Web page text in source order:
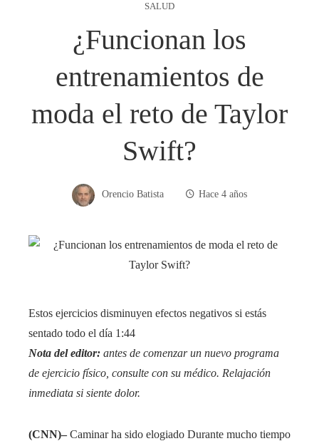
SALUD
¿Funcionan los
entrenamientos de
moda el reto de Taylor
Swift?
Orencio Batista Hace 4 años
Estos ejercicios disminuyen efectos negativos si estás
sentado todo el día 1:44
Nota del editor: antes de comenzar un nuevo programa
de ejercicio físico, consulte con su médico. Relajación
inmediata si siente dolor.
(CNN)– Caminar ha sido elogiado Durante mucho tiempo